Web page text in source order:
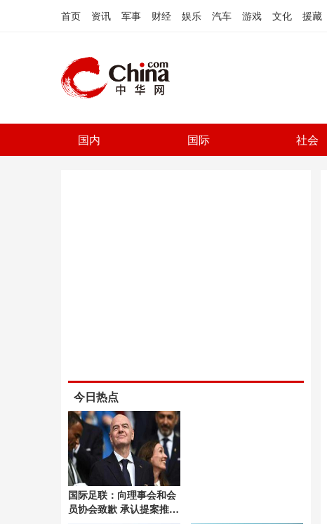
首页 资讯 军事 财经 娱乐 汽车 游戏 文化 援藏
国内 国际 社会
今日热点
国际足联：向理事会和会
员协会致歉 承认提案推进